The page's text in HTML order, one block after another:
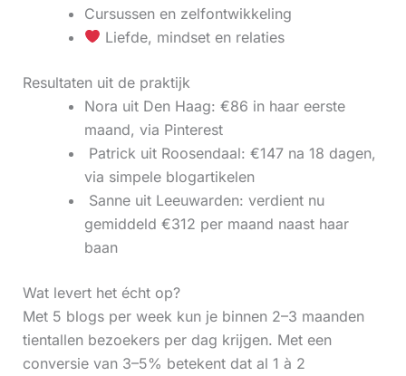
Cursussen en zelfontwikkeling
Liefde, mindset en relaties
Resultaten uit de praktijk
Nora uit Den Haag: €86 in haar eerste
maand, via Pinterest
‍ Patrick uit Roosendaal: €147 na 18 dagen,
via simpele blogartikelen
‍ Sanne uit Leeuwarden: verdient nu
gemiddeld €312 per maand naast haar
baan
Wat levert het écht op?
Met 5 blogs per week kun je binnen 2–3 maanden
tientallen bezoekers per dag krijgen. Met een
conversie van 3–5% betekent dat al 1 à 2